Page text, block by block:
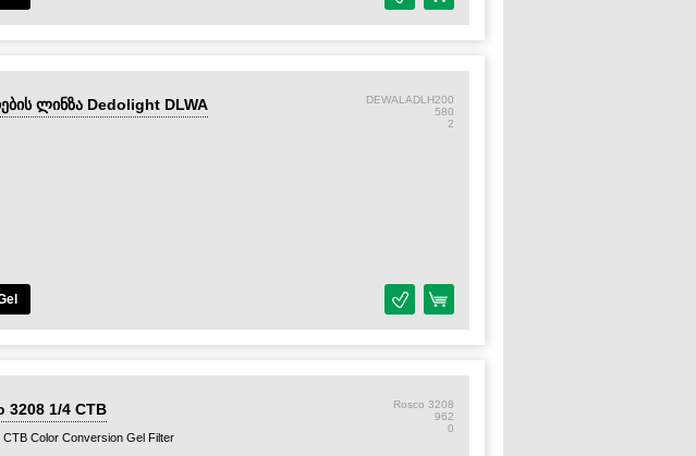
ლინზა Dedolight DLWA
DEWALADLH200
580
2
3208 1/4 CTB
Rosco 3208
962
0
CTB Color Conversion Gel Filter